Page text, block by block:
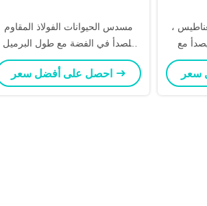
مسدس الحيوانات الفولاذ المقاوم
للصدأ في الفضة مع طول البرميل
140 ملم
،
مع